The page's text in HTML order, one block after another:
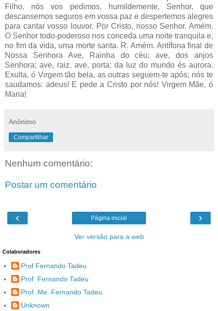
Anônimo
Compartilhar
Nenhum comentário:
Postar um comentário
‹ ›
Página inicial
Ver versão para a web
Colaboradores
Prof Fernando Tadeu
Prof. Fernando Tadeu
Prof. Me. Fernando Tadeu
Unknown